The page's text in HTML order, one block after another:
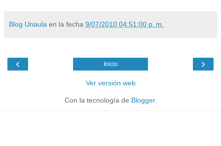
Blog Unaula en la fecha 9/07/2010 04:51:00 p. m.
‹ ›
Inicio
Ver versión web
Con la tecnología de Blogger.